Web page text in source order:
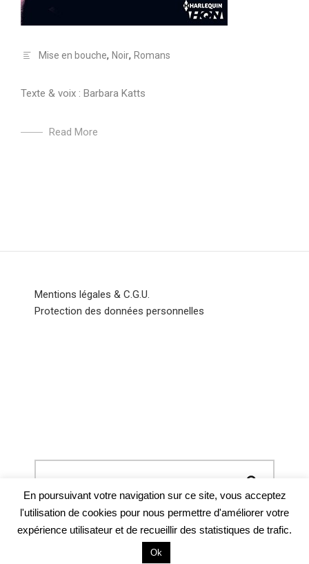
Mise en bouche, Noir, Romans
Texte & voix : Barbara Katts
Read More
Mentions légales & C.G.U.
Protection des données personnelles
En poursuivant votre navigation sur ce site, vous acceptez
l'utilisation de cookies pour nous permettre d'améliorer votre
expérience utilisateur et de recueillir des statistiques de trafic.
Ok